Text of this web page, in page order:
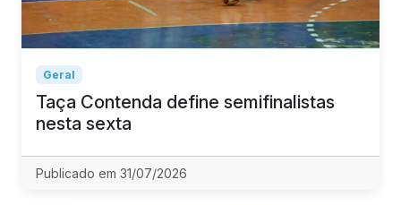
Geral
Taça Contenda define semifinalistas
nesta sexta
Publicado em 31/07/2026